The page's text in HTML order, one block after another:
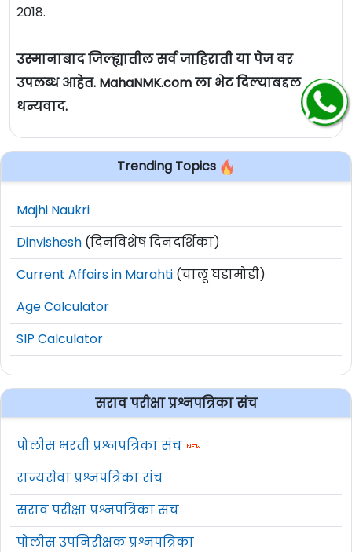
2018.
उस्मानाबाद जिल्ह्यातील सर्व जाहिराती या पेज वर
उपलब्ध आहेत. MahaNMK.com ला भेट दिल्याबद्दल
धन्यवाद.
Trending Topics
Majhi Naukri
Dinvishesh (दिनविशेष दिनदर्शिका)
Current Affairs in Marahti (चालू घडामोडी)
Age Calculator
SIP Calculator
सराव परीक्षा प्रश्नपत्रिका संच
पोलीस भरती प्रश्नपत्रिका संच
राज्यसेवा प्रश्नपत्रिका संच
सराव परीक्षा प्रश्नपत्रिका संच
पोलीस उपनिरीक्षक प्रश्नपत्रिका